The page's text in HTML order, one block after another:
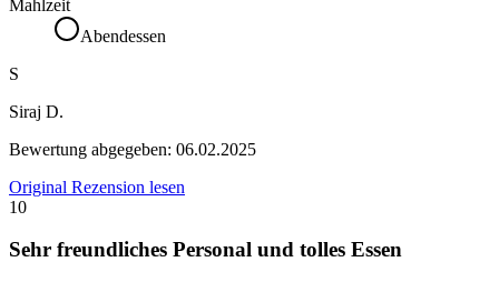
Mahlzeit
Abendessen
S
Siraj D.
Bewertung abgegeben: 06.02.2025
Original Rezension lesen
10
Sehr freundliches Personal und tolles Essen